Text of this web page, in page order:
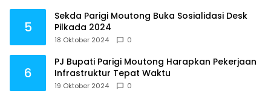
5
Sekda Parigi Moutong Buka Sosialidasi Desk
Pilkada 2024
18 Oktober 2024 0
6
PJ Bupati Parigi Moutong Harapkan Pekerjaan
Infrastruktur Tepat Waktu
19 Oktober 2024 0